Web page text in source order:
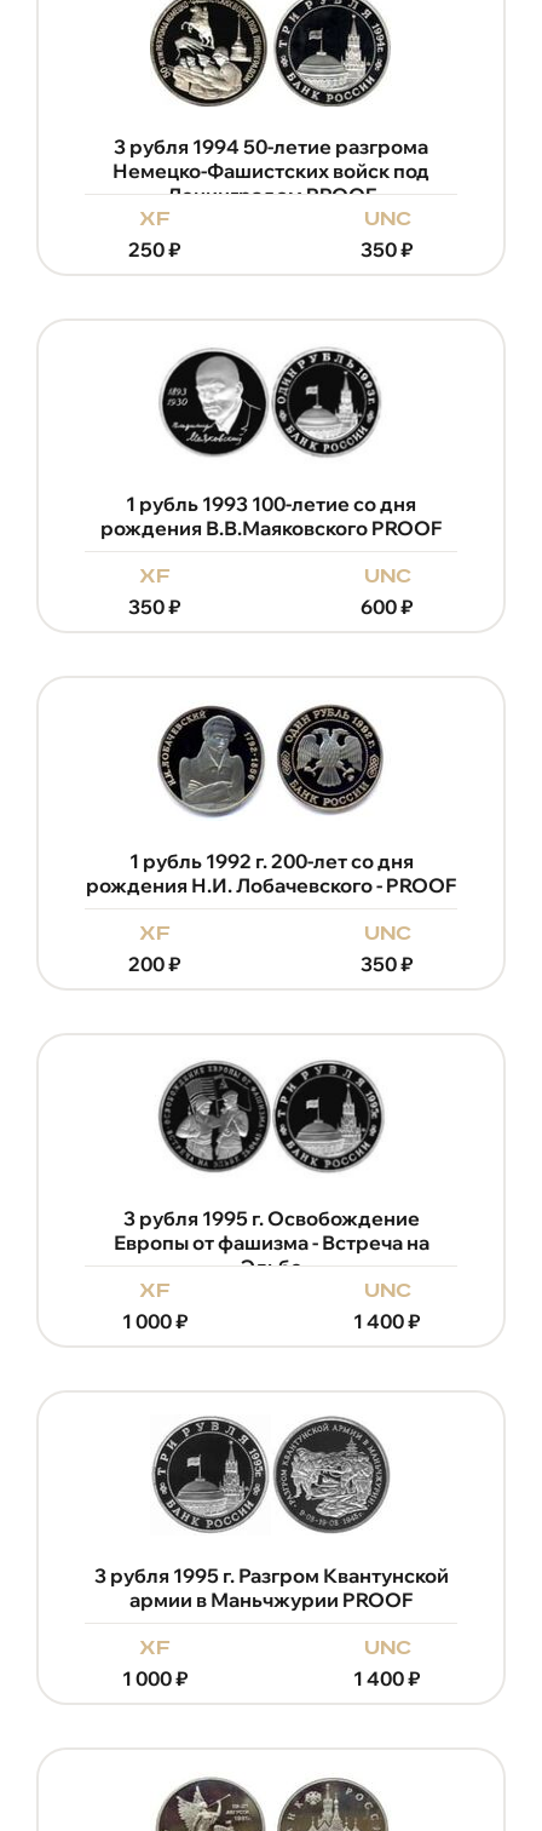
3 рубля 1994 50-летие разгрома
Немецко-Фашистских войск под
Ленинградом PROOF
xf
250₽
unc
350₽
1 рубль 1993 100-летие со дня
рождения В.В.Маяковского PROOF
xf
350₽
unc
600₽
1 рубль 1992 г. 200-лет со дня
рождения Н.И. Лобачевского - PROOF
xf
200₽
unc
350₽
3 рубля 1995 г. Освобождение
Европы от фашизма - Встреча на
Эльбе
xf
1 000₽
unc
1 400₽
3 рубля 1995 г. Разгром Квантунской
армии в Маньчжурии PROOF
xf
1 000₽
unc
1 400₽